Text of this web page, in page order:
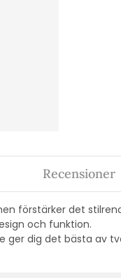
förstärker det
och funktion.
ger dig det bästa av
Recensioner